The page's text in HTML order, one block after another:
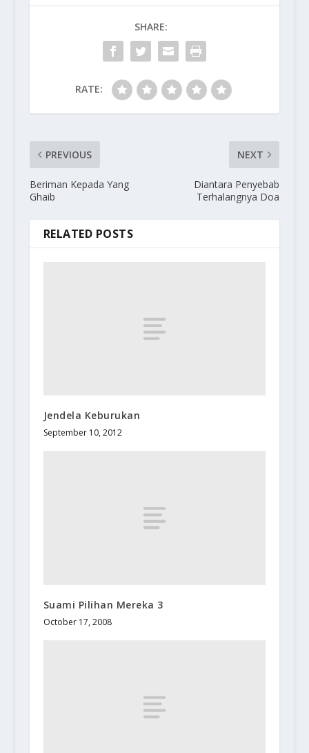
SHARE:
RATE:
PREVIOUS
Beriman Kepada Yang
Ghaib
NEXT
Diantara Penyebab
Terhalangnya Doa
RELATED POSTS
Jendela Keburukan
September 10, 2012
Suami Pilihan Mereka 3
October 17, 2008